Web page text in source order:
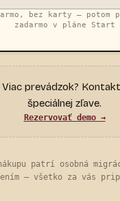
bez karty — potom
zadarmo v pláne Start
prevádzok?
špeciálnej zľave.
Rezervovať demo →
patrí osobná
— všetko za vás